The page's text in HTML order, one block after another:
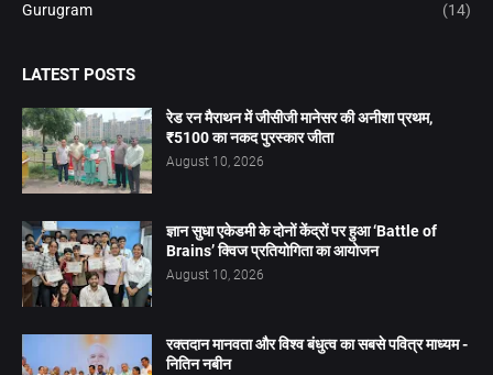
Gurugram (14)
LATEST POSTS
रेड रन मैराथन में जीसीजी मानेसर की अनीशा प्रथम,
₹5100 का नकद पुरस्कार जीता
August 10, 2026
ज्ञान सुधा एकेडमी के दोनों केंद्रों पर हुआ ‘Battle of
Brains’ क्विज प्रतियोगिता का आयोजन
August 10, 2026
रक्तदान मानवता और विश्व बंधुत्व का सबसे पवित्र माध्यम -
नितिन नबीन